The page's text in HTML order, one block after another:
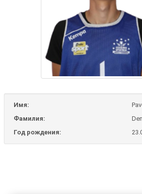
Имя:
Фамилия:
Год рождения: